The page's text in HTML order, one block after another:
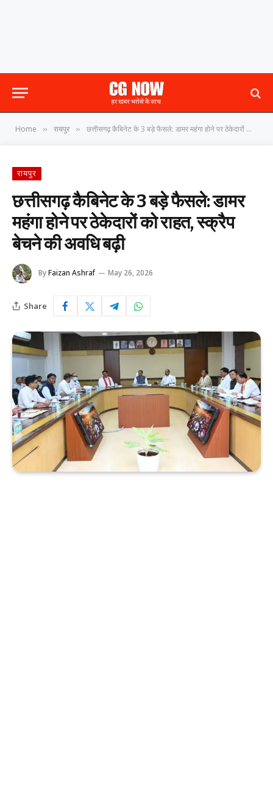
Home » रायपुर » छत्तीसगढ़ कैबिनेट के 3 बड़े फैसले: डामर महंगा होने पर ठेकेदारों को राहत, स्क्रैप बेचने की अवधि बढ़ी
रायपुर
छत्तीसगढ़ कैबिनेट के 3 बड़े फैसले: डामर
महंगा होने पर ठेकेदारों को राहत, स्क्रैप
बेचने की अवधि बढ़ी
ByFaizan Ashraf May 26, 2026
Share